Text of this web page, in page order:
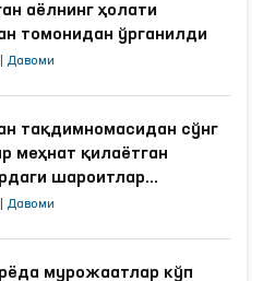
аёлнинг ҳолати
томонидан ўрганилди
Давоми
тақдимномасидан сўнг
меҳнат қилаётган
шароитлар
Давоми
мурожаатлар кўп